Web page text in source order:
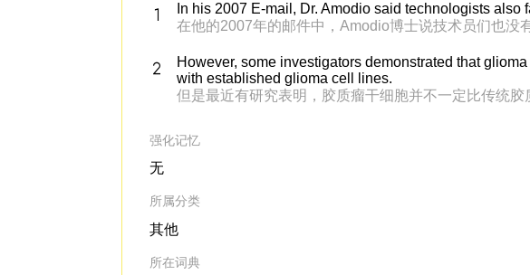
In his 2007 E-mail, Dr. Amodio said technologists
在他的2007年的邮件中，Amodio博士说技术员们也没
However, some investigators demonstrated that
with established glioma cell lines.
但是最近有研究表明，胶质瘤干细胞并不一定比传统胶
强化记忆
无
所属分类
其他
所在词典